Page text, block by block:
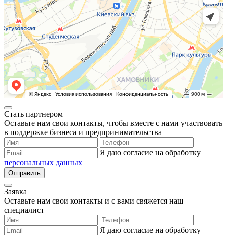
Стать партнером
Оставьте нам свои контакты, чтобы вместе с нами участвовать
в поддержке бизнеса и предпринимательства
Я даю согласие на обработку
персональных данных
Отправить
Заявка
Оставьте нам свои контакты и с вами свяжется наш
специалист
Я даю согласие на обработку